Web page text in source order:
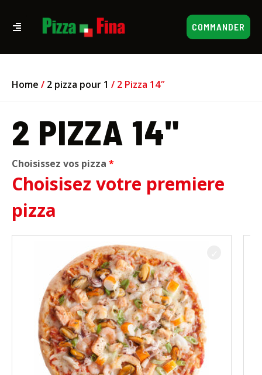
COMMANDER
Home / 2 pizza pour 1 / 2 Pizza 14″
2 PIZZA 14"
Choisissez vos pizza
Choisisez votre premiere
pizza